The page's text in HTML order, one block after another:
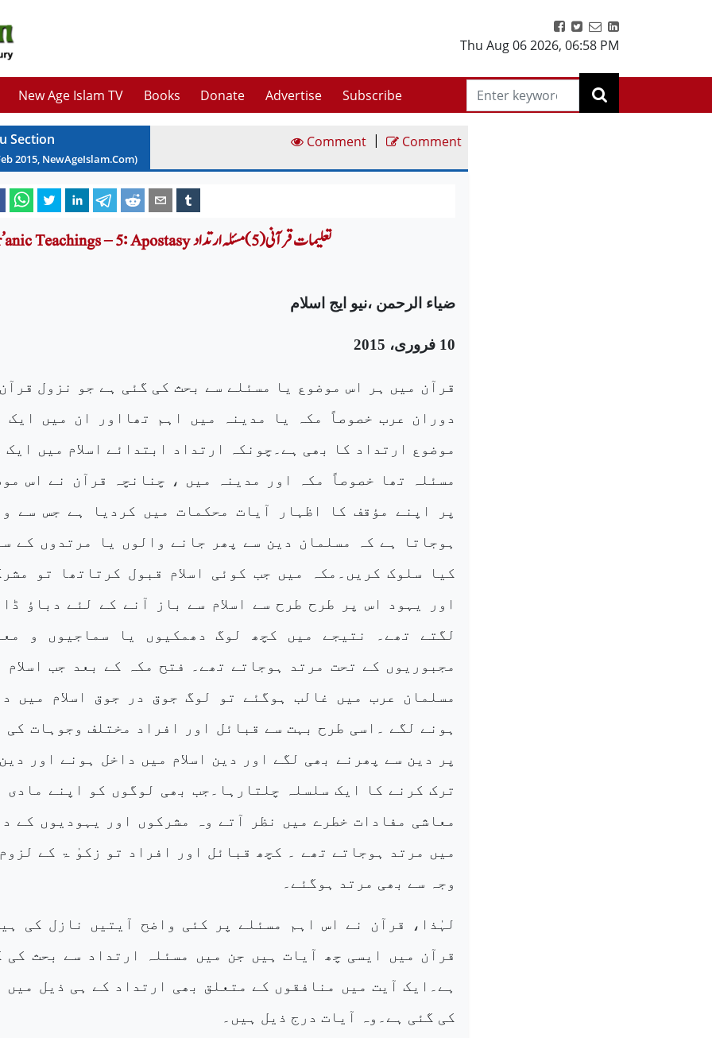
Thu Aug 06 2026, 06:58 PM
New Age Islam TV Books Donate Advertise Subscribe
Section
2015, NewAgeIslam.Com)
Comment | Comment
Qur’anic Teachings – 5: Apostasy تعلیمات قرآنی (5) مسئلہ ارتداد
ضیاء الرحمن ،نیو ایج اسلام
10 فروری، 2015
قرآن میں ہر اس موضوع یا مسئلے سے بحث کی گئی ہے جو نزول
دوران عرب خصوصاً مکہ یا مدینہ میں اہم تھااور ان میں ایک
موضوع ارتداد کا بھی ہے۔چونکہ ارتداد ابتدائے اسلام میں ایک
مسئلہ تھا خصوصاً مکہ اور مدینہ میں ، چنانچہ قرآن نے اس
پر اپنے مؤقف کا اظہار آیات محکمات میں کردیا ہے جس سے
ہوجاتا ہے کہ مسلمان دین سے پھر جانے والوں یا مرتدوں کے
کیا سلوک کریں۔مکہ میں جب کوئی اسلام قبول کرتاتھا تو
اور یہود اس پر طرح طرح سے اسلام سے باز آنے کے لئے دباؤ
لگتے تھے۔ نتیجے میں کچھ لوگ دھمکیوں یا سماجیوں و
مجبوریوں کے تحت مرتد ہوجاتے تھے۔ فتح مکہ کے بعد جب اسلام
مسلمان عرب میں غالب ہوگئے تو لوگ جوق در جوق اسلام میں
ہونے لگے ۔اسی طرح بہت سے قبائل اور افراد مختلف وجوہات کی
پر دین سے پھرنے بھی لگے اور دین اسلام میں داخل ہونے اور
ترک کرنے کا ایک سلسلہ چلتارہا۔جب بھی لوگوں کو اپنے مادی
معاشی مفادات خطرے میں نظر آتے وہ مشرکوں اور یہودیوں کے
میں مرتد ہوجاتے تھے ۔ کچھ قبائل اور افراد تو زکوٰ ۃ کے
وجہ سے بھی مرتد ہوگئے۔
لہٰذا، قرآن نے اس اہم مسئلے پر کئی واضح آیتیں نازل کی
قرآن میں ایسی چھ آیات ہیں جن میں مسئلہ ارتداد سے بحث کی
ہے۔ایک آیت میں منافقوں کے متعلق بھی ارتداد کے ہی ذیل میں
کی گئی ہے۔وہ آیات درج ذیل ہیں۔